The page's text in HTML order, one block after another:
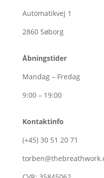
Automatikvej 1
2860 Søborg
Åbningstider
Mandag – Fredag
9:00 – 19:00
Kontaktinfo
(+45) 30 51 20 71